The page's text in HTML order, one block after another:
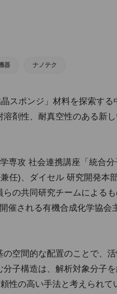
器 ナノテク
スポンジ」材料を探索する
剤性、耐真空性のある新
専攻 社会連携講座「統合
任)、ダイセル 研究開発本
の共同研究チームによる
催される有機合成化学協会
の空間的な配置のことで、
子構造は、解析対象分子
性の高い手法と考えられて